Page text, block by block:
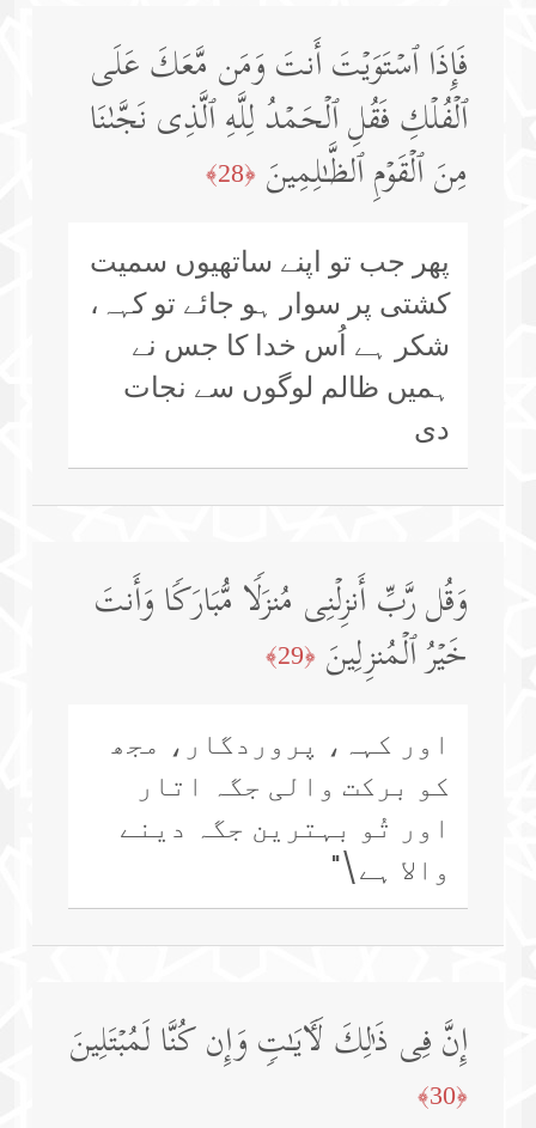
فَإِذَا ٱسۡتَوَیۡتَ أَنتَ وَمَن مَّعَكَ عَلَى
ٱلۡفُلۡكِ فَقُلِ ٱلۡحَمۡدُ لِلَّهِ ٱلَّذِی نَجَّىٰنَا
مِنَ ٱلۡقَوۡمِ ٱلظَّـٰلِمِینَ ﴿28﴾
پھر جب تو اپنے ساتھیوں سمیت
کشتی پر سوار ہو جائے تو کہہ،
شکر ہے اُس خدا کا جس نے
ہمیں ظالم لوگوں سے نجات
دی
وَقُل رَّبِّ أَنزِلۡنِی مُنزَلࣰا مُّبَارَكࣰا وَأَنتَ
خَیۡرُ ٱلۡمُنزِلِینَ ﴿29﴾
اور کہہ، پروردگار، مجھ
کو برکت والی جگہ اتار
اور تُو بہترین جگہ دینے
والا ہے\"
إِنَّ فِی ذَ ٰ⁠لِكَ لَـَٔایَـٰتࣲ وَإِن كُنَّا لَمُبۡتَلِینَ
﴿30﴾